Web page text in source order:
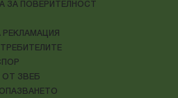
ЗА ПОВЕРИТЕЛНОСТ
ОТ ЗВЕБ